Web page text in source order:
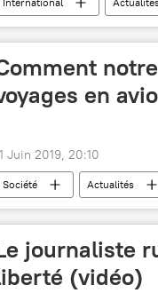
négociations
Donald
en
Juin 2019, 20:10
Société Actualités
risques
chercheurs
journaliste
(vidéo)